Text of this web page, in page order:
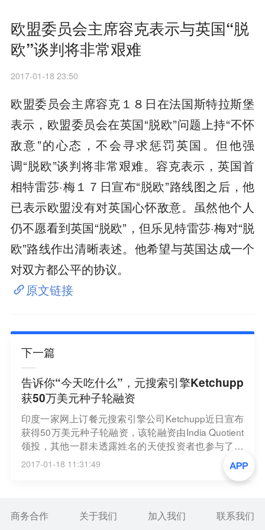
欧盟委员会主席容克表示与英国“脱
欧”谈判将非常艰难
2017-01-18 23:50
欧盟委员会主席容克１８日在法国斯特拉斯堡
表示，欧盟委员会在英国“脱欧”问题上持“不怀
敌意”的心态，不会寻求惩罚英国。但他强
调“脱欧”谈判将非常艰难。容克表示，英国首
相特雷莎·梅１７日宣布“脱欧”路线图之后，他
已表示欧盟没有对英国心怀敌意。虽然他个人
仍不愿看到英国“脱欧”，但乐见特雷莎·梅对“脱
欧”路线作出清晰表述。他希望与英国达成一个
对双方都公平的协议。
原文链接
下一篇
告诉你“今天吃什么”，元搜索引擎Ketchupp
获50万美元种子轮融资
印度一家网上订餐元搜索引擎公司Ketchupp近日宣布
获得50万美元种子轮融资，该轮融资由India Quotient
领投，其他一群未透露姓名的天使投资者也参与了此
次融资。该创企计划将此次所筹资金用于优化产品添
加和大数据分析功能。Ketchupp由一群美食爱好者联
合创立，通过人工智能算法向用户推荐美味佳肴，进
不接受订单也不是提供配送服务。该公司声称他们通
2017-01-18 11:31:49
商务合作 关于我们 加入我们 联系我们